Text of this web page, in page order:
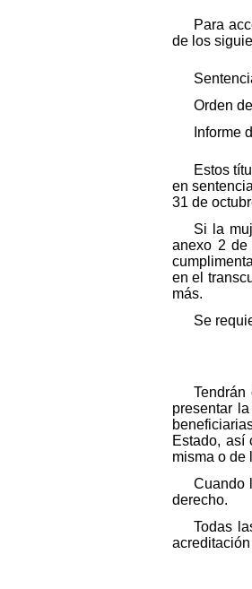
Para
de los
Orden
Informe
Estos
en
31 de
Si la
anexo 2 de
en el
más.
Se
presentar
Estado, así
misma o de
Cuando
derecho.
Todas